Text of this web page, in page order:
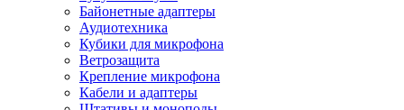
Байонетные адаптеры
Аудиотехника
Кубики для микрофона
Ветрозащита
Крепление микрофона
Кабели и адаптеры